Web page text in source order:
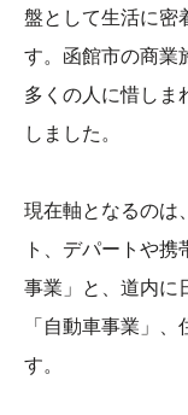
盤として生活に密
す。函館市の商業
多くの人に惜しま
しました。
現在軸となるのは
ト、デパートや
事業」と、道内に
「自動車事業」
す。